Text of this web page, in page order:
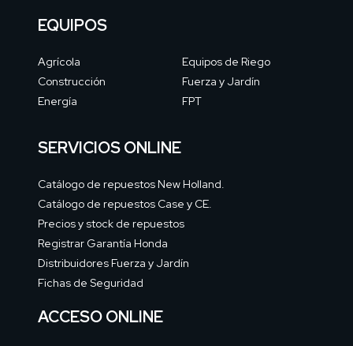
EQUIPOS
Agrícola
Construcción
Energía
Equipos de Riego
Fuerza y Jardín
FPT
SERVICIOS ONLINE
Catálogo de repuestos New Holland.
Catálogo de repuestos Case y CE.
Precios y stock de repuestos
Registrar Garantía Honda
Distribuidores Fuerza y Jardín
Fichas de Seguridad
ACCESO ONLINE